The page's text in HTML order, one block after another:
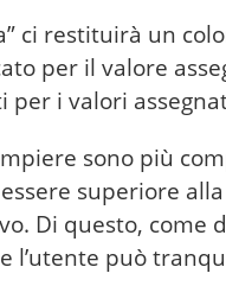
ci restituirà un
per il valore
i valori
sono più
superiore
Di questo, come
l’utente può